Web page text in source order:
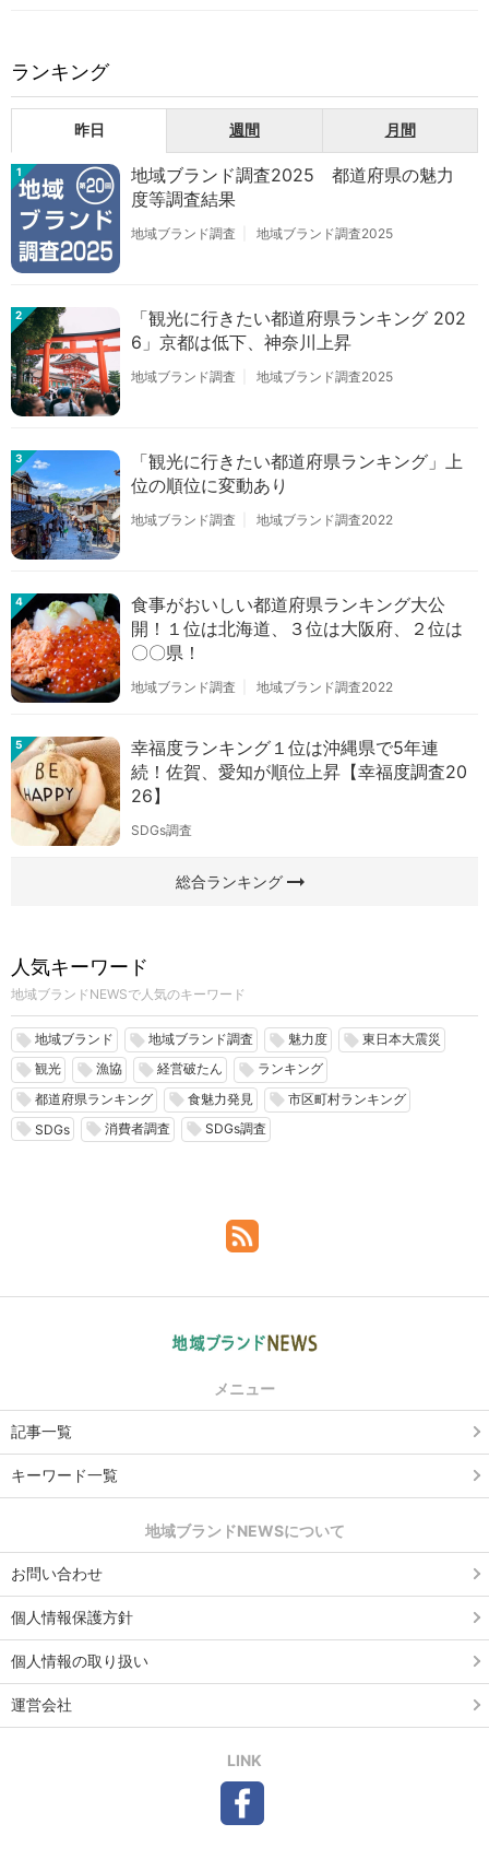
ランキング
昨日 週間 月間
1
地域ブランド調査2025 都道府県の魅力
度等調査結果
地域ブランド調査 地域ブランド調査2025
2
「観光に行きたい都道府県ランキング 202
6」京都は低下、神奈川上昇
地域ブランド調査 地域ブランド調査2025
3
「観光に行きたい都道府県ランキング」上
位の順位に変動あり
地域ブランド調査 地域ブランド調査2022
4
食事がおいしい都道府県ランキング大公
開！１位は北海道、３位は大阪府、２位は
〇〇県！
地域ブランド調査 地域ブランド調査2022
5
幸福度ランキング１位は沖縄県で5年連
続！佐賀、愛知が順位上昇【幸福度調査20
26】
SDGs調査
総合ランキングarrow_right_alt
人気キーワード
地域ブランドNEWSで人気のキーワード
local_offer 地域ブランド local_offer 地域ブランド調査 local_offer 魅力度 local_offer 東日本大震災
local_offer 観光 local_offer 漁協 local_offer 経営破たん local_offer ランキング
local_offer 都道府県ランキング local_offer 食魅力発見 local_offer 市区町村ランキング
local_offer SDGs local_offer 消費者調査 local_offer SDGs調査
メニュー
記事一覧
キーワード一覧
地域ブランドNEWSについて
お問い合わせ
個人情報保護方針
個人情報の取り扱い
運営会社
LINK